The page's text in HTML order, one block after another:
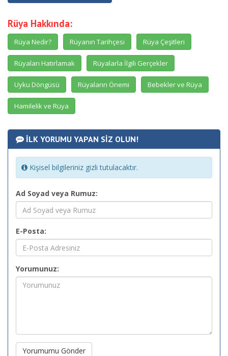
Rüya Hakkında:
Rüya Nedir? Rüyanın Tarihçesi Rüya Çeşitleri
Rüyaları Hatırlamak Rüyalarla İlgili Gerçekler
Uyku Döngüsü Rüyaların Önemi Bebekler ve Rüya
Hamilelik ve Rüya
İLK YORUMU YAPAN SİZ OLUN!
Kişisel bilgileriniz gizli tutulacaktır.
Ad Soyad veya Rumuz:
E-Posta:
Yorumunuz:
Yorumumu Gönder